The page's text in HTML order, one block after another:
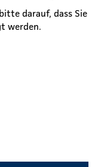
darauf, dass Sie
werden.